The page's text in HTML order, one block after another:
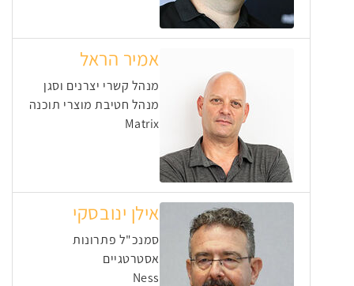
אמיר הראל
מנהל קשרי יצרנים וסגן
מנהל חטיבת מוצרי תוכנה
Matrix
אילן ינובסקי
סמנכ"ל פתרונות
אסטרטגיים
Ness